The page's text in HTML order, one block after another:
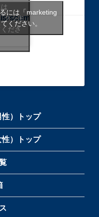
クッキ
ださ
には「marketing
ください。
性）トップ
性）トップ